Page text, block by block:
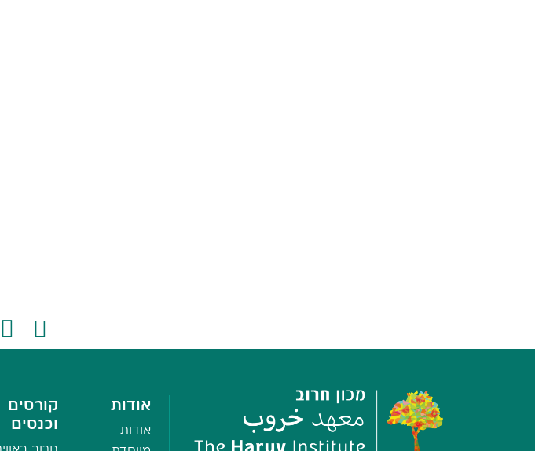
אודות
אודות
קורסים
וכנסים